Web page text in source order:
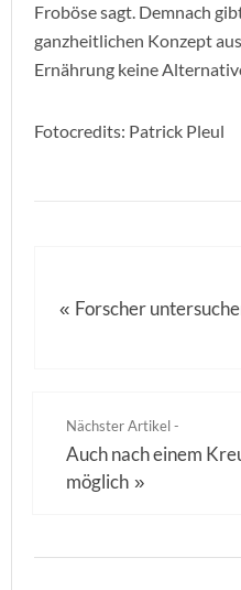
Froböse sagt. Demnach
ganzheitlichen Konzept
Ernährung keine
Fotocredits: Patrick Pleul
« Forscher
Nächster Artikel -
Auch nach einem
möglich »